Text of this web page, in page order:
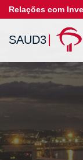
Relações com
SAUD3